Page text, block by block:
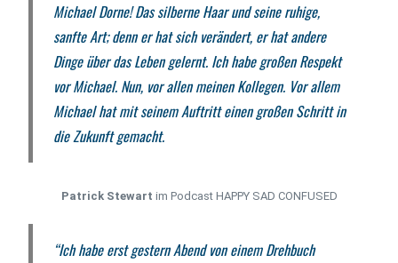
Michael Dorne! Das silberne Haar und seine ruhige,
sanfte Art; denn er hat sich verändert, er hat andere
Dinge über das Leben gelernt. Ich habe großen Respekt
vor Michael. Nun, vor allen meinen Kollegen. Vor allem
Michael hat mit seinem Auftritt einen großen Schritt in
die Zukunft gemacht.
Patrick Stewart im Podcast HAPPY SAD CONFUSED
“Ich habe erst gestern Abend von einem Drehbuch